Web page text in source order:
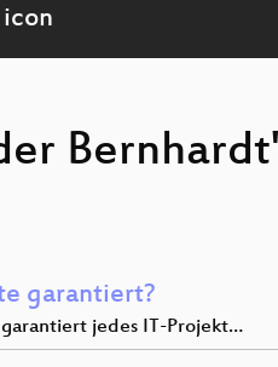
garantiert?
jedes IT-Projekt…